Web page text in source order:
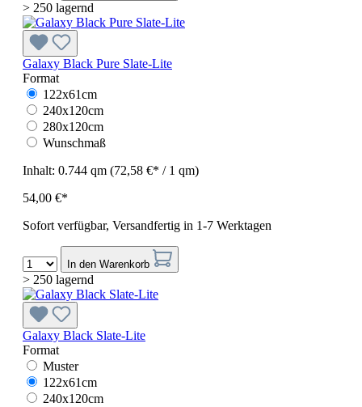
> 250 lagernd
Galaxy Black Pure Slate-Lite
Format
122x61cm
240x120cm
280x120cm
Wunschmaß
Inhalt: 0.744 qm (72,58 €* / 1 qm)
54,00 €*
Sofort verfügbar, Versandfertig in 1-7 Werktagen
In den Warenkorb
> 250 lagernd
Galaxy Black Slate-Lite
Format
Muster
122x61cm
240x120cm